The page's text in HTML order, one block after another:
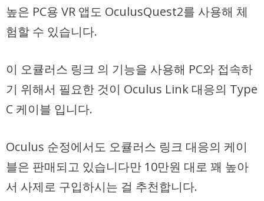
높은 PC용 VR 앱도 OculusQuest2를 사용해 체
험할 수 있습니다.
이 오큘러스 링크 의 기능을 사용해 PC와 접속하
기 위해서 필요한 것이 Oculus Link 대응의 Type
C 케이블 입니다.
Oculus 순정에서도 오큘러스 링크 대응의 케이
블은 판매되고 있습니다만 10만원 대로 꽤 높아
서 사제로 구입하시는 걸 추천합니다.